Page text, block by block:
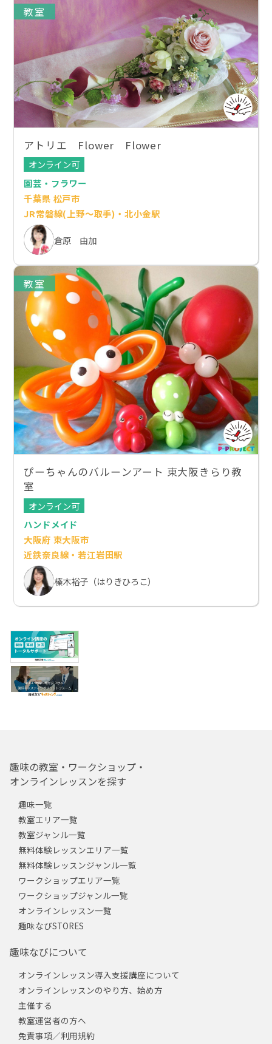
教室
アトリエ Flower Flower
オンライン可
園芸・フラワー
千葉県 松戸市
JR常磐線(上野～取手)・北小金駅
倉原 由加
教室
ぴーちゃんのバルーンアート 東大阪きらり教
室
オンライン可
ハンドメイド
大阪府 東大阪市
近鉄奈良線・若江岩田駅
榛木裕子（はりきひろこ）
趣味の教室・ワークショップ・
オンラインレッスンを探す
趣味一覧
教室エリア一覧
教室ジャンル一覧
無料体験レッスンエリア一覧
無料体験レッスンジャンル一覧
ワークショップエリア一覧
ワークショップジャンル一覧
オンラインレッスン一覧
趣味なびSTORES
趣味なびについて
オンラインレッスン導入支援講座について
オンラインレッスンのやり方、始め方
主催する
教室運営者の方へ
免責事項／利用規約